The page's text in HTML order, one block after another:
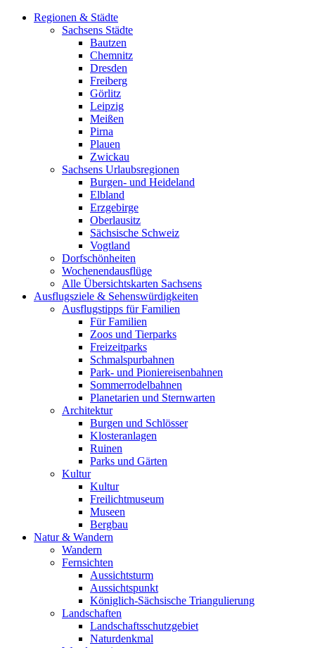
Regionen & Städte
Sachsens Städte
Bautzen
Chemnitz
Dresden
Freiberg
Görlitz
Leipzig
Meißen
Pirna
Plauen
Zwickau
Sachsens Urlaubsregionen
Burgen- und Heideland
Elbland
Erzgebirge
Oberlausitz
Sächsische Schweiz
Vogtland
Dorfschönheiten
Wochenendausflüge
Alle Übersichtskarten Sachsens
Ausflugsziele & Sehenswürdigkeiten
Ausflugstipps für Familien
Für Familien
Zoos und Tierparks
Freizeitparks
Schmalspurbahnen
Park- und Pioniereisenbahnen
Sommerrodelbahnen
Planetarien und Sternwarten
Architektur
Burgen und Schlösser
Klosteranlagen
Ruinen
Parks und Gärten
Kultur
Kultur
Freilichtmuseum
Museen
Bergbau
Natur & Wandern
Wandern
Fernsichten
Aussichtsturm
Aussichtspunkt
Königlich-Sächsische Triangulierung
Landschaften
Landschaftsschutzgebiet
Naturdenkmal